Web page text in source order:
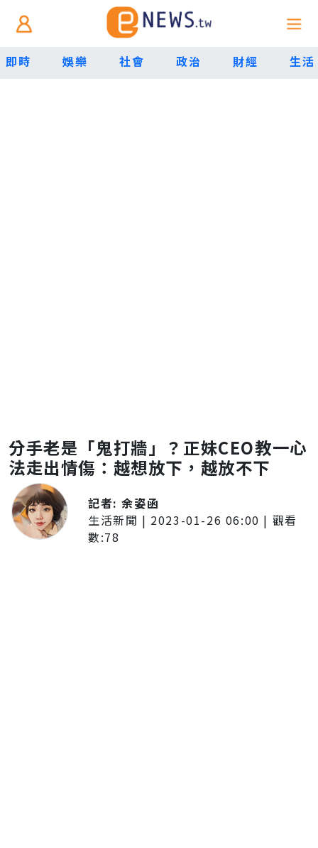
即時 娛樂 社會 政治 財經 生活
分手老是「鬼打牆」？正妹CEO教一心
法走出情傷：越想放下，越放不下
記者:余姿函
生活新聞 | 2023-01-26 06:00 | 觀看
數:78